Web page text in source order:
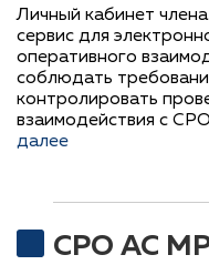
Личный кабинет
сервис для
оперативного
соблюдать
контролировать
взаимодействия с
далее
СРО АС